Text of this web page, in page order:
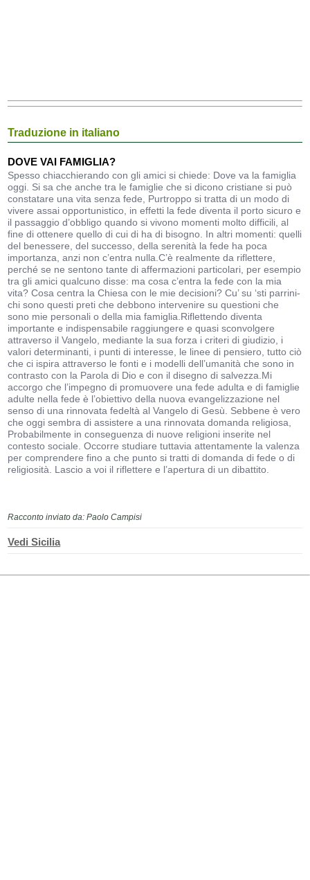
Traduzione in italiano
DOVE VAI FAMIGLIA?
Spesso chiacchierando con gli amici si chiede: Dove va la famiglia
oggi. Si sa che anche tra le famiglie che si dicono cristiane si può
constatare una vita senza fede, Purtroppo si tratta di un modo di
vivere assai opportunistico, in effetti la fede diventa il porto sicuro e
il passaggio d’obbligo quando si vivono momenti molto difficili, al
fine di ottenere quello di cui di ha di bisogno. In altri momenti: quelli
del benessere, del successo, della serenità la fede ha poca
importanza, anzi non c’entra nulla.C’è realmente da riflettere,
perché se ne sentono tante di affermazioni particolari, per esempio
tra gli amici qualcuno disse: ma cosa c’entra la fede con la mia
vita? Cosa centra la Chiesa con le mie decisioni? Cu’ su ‘sti parrini-
chi sono questi preti che debbono intervenire su questioni che
sono mie personali o della mia famiglia.Riflettendo diventa
importante e indispensabile raggiungere e quasi sconvolgere
attraverso il Vangelo, mediante la sua forza i criteri di giudizio, i
valori determinanti, i punti di interesse, le linee di pensiero, tutto ciò
che ci ispira attraverso le fonti e i modelli dell’umanità che sono in
contrasto con la Parola di Dio e con il disegno di salvezza.Mi
accorgo che l’impegno di promuovere una fede adulta e di famiglie
adulte nella fede è l’obiettivo della nuova evangelizzazione nel
senso di una rinnovata fedeltà al Vangelo di Gesù. Sebbene è vero
che oggi sembra di assistere a una rinnovata domanda religiosa,
Probabilmente in conseguenza di nuove religioni inserite nel
contesto sociale. Occorre studiare tuttavia attentamente la valenza
per comprendere fino a che punto si tratti di domanda di fede o di
religiosità. Lascio a voi il riflettere e l’apertura di un dibattito.
Racconto inviato da: Paolo Campisi
Vedi Sicilia